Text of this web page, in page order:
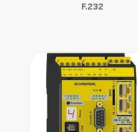
F.232